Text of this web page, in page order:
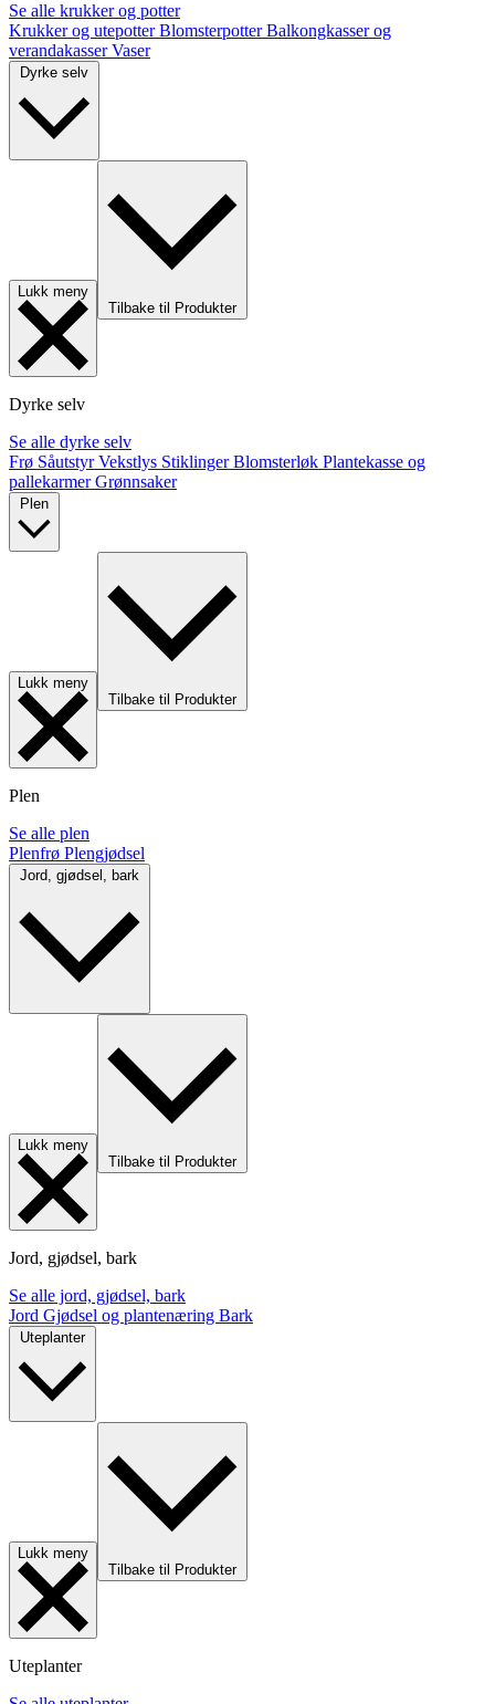
Se alle krukker og potter
Krukker og utepotterBlomsterpotterBalkongkasser og
verandakasserVaser
Lukk meny
Tilbake til Produkter
Dyrke selv
Se alle dyrke selv
Frø SåutstyrVekstlys StiklingerBlomsterløk Plantekasse og
pallekarmerGrønnsaker
Lukk meny
Tilbake til Produkter
Plen
Se alle plen
Plenfrø Plengjødsel
Lukk meny
Tilbake til Produkter
Jord, gjødsel, bark
Se alle jord, gjødsel, bark
Jord Gjødsel og plantenæring Bark
Uteplanter
Lukk meny
Tilbake til Produkter
Uteplanter